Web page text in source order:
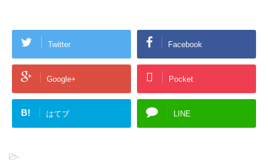
Twitter Facebook
Google+ Pocket
B! はてブ LINE
-